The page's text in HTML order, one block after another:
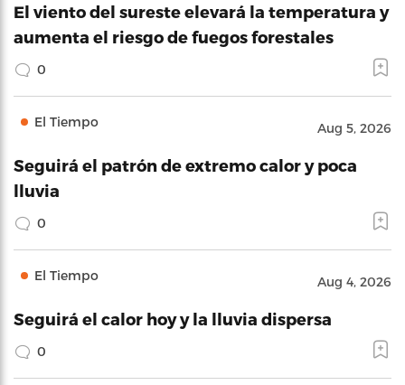
El viento del sureste elevará la temperatura y
aumenta el riesgo de fuegos forestales
0
El Tiempo Aug 5, 2026
Seguirá el patrón de extremo calor y poca
lluvia
0
El Tiempo Aug 4, 2026
Seguirá el calor hoy y la lluvia dispersa
0